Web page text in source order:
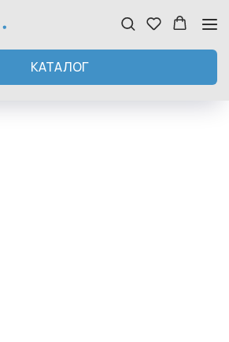
КАТАЛОГ